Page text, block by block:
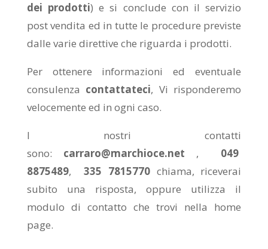
dei prodotti) e si conclude con il servizio
post vendita ed in tutte le procedure previste
dalle varie direttive che riguarda i prodotti.
Per ottenere informazioni ed eventuale
consulenza contattateci, Vi risponderemo
velocemente ed in ogni caso.
I nostri contatti
sono: carraro@marchioce.net , 049
8875489,335 7815770chiama, riceverai
subito una risposta, oppure utilizza il
modulo di contatto che trovi nella home
page.